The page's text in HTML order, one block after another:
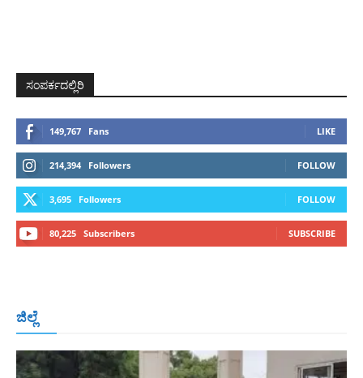
ಸಂಪರ್ಕದಲ್ಲಿರಿ
149,767 Fans LIKE
214,394 Followers FOLLOW
3,695 Followers FOLLOW
80,225 Subscribers SUBSCRIBE
ಜಿಲ್ಲೆ
More